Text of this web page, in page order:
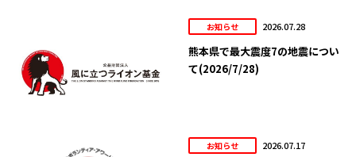
お知らせ 2026.07.28
熊本県で最大震度7の地震につい
て(2026/7/28)
お知らせ 2026.07.17